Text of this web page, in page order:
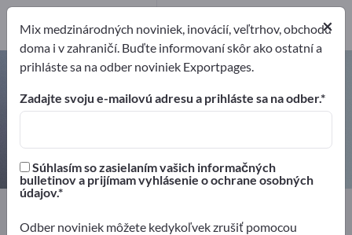
Presné prístroje na meranie tlaku
– nájdite výrobcov a dodávateľov
Meracia technika
Fyzikálne meracie prístroje
×
Mix medzinárodných noviniek, inovácií, veľtrhov, obchodu
doma i v zahraničí. Buďte informovaní skôr ako ostatní a
prihláste sa na odber noviniek Exportpages.
Zadajte svoju e-mailovú adresu a prihláste sa na odber.
Súhlasím so zasielaním vašich informačných
bulletinov a prijímam vyhlásenie o ochrane osobných
údajov.
Odber noviniek môžete kedykoľvek zrušiť pomocou